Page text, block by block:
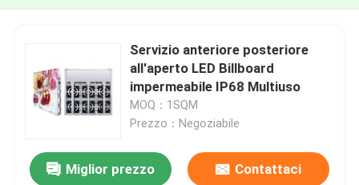
Servizio anteriore posteriore
all'aperto LED Billboard
impermeabile IP68 Multiuso
MOQ：1SQM
Prezzo：Negoziabile
Miglior prezzo Contattaci